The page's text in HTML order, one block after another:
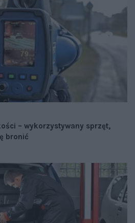
– wykorzystywany sprzęt,
bronić